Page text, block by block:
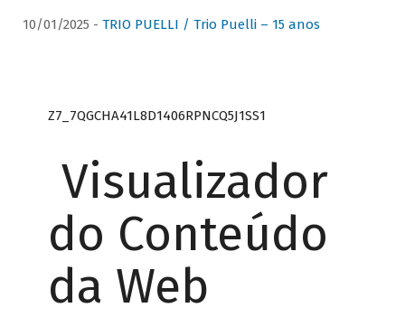
10/01/2025 - TRIO PUELLI / Trio Puelli – 15 anos
Z7_7QGCHA41L8D1406RPNCQ5J1SS1
Visualizador
do Conteúdo
da Web